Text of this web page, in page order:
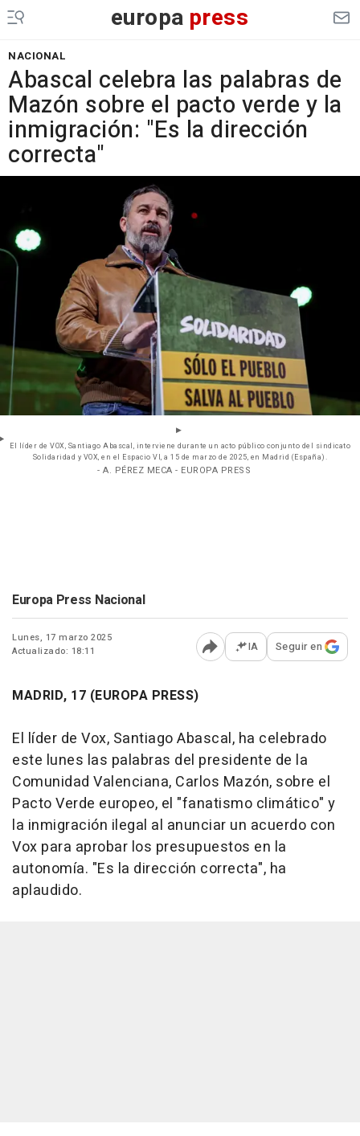
europa press
NACIONAL
Abascal celebra las palabras de
Mazón sobre el pacto verde y la
inmigración: "Es la dirección
correcta"
El líder de VOX, Santiago Abascal, interviene durante un acto público conjunto del sindicato
Solidaridad y VOX, en el Espacio VI, a 15 de marzo de 2025, en Madrid (España).
- A. PÉREZ MECA - EUROPA PRESS
Europa Press Nacional
Lunes, 17 marzo 2025
Actualizado: 18:11
Abrir opciones para
IA Seguir en
MADRID, 17 (EUROPA PRESS)
El líder de Vox, Santiago Abascal, ha celebrado
este lunes las palabras del presidente de la
Comunidad Valenciana, Carlos Mazón, sobre el
Pacto Verde europeo, el "fanatismo climático" y
la inmigración ilegal al anunciar un acuerdo con
Vox para aprobar los presupuestos en la
autonomía. "Es la dirección correcta", ha
aplaudido.